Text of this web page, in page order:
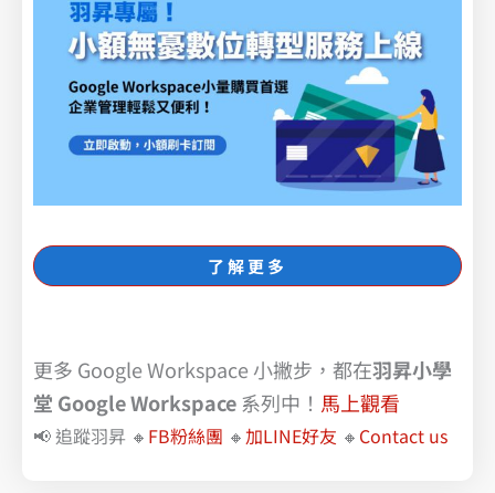
了解更多
更多 Google Workspace 小撇步，都在羽昇小學
堂 Google Workspace系列中！ 馬上觀看
📢 追蹤羽昇 🔸 FB粉絲團 🔸加LINE好友 🔸 Contact us